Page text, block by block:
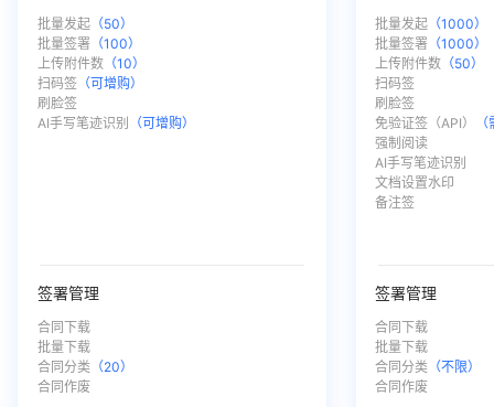
批量发起（50）
批量签署（100）
上传附件数（10）
扫码签（可增购）
刷脸签
AI手写笔迹识别
（可增购）
签署管理
合同下载
批量下载
合同分类 （20）
合同作废
批量发起 （1000）
批量签署 （1000）
上传附件数 （50）
扫码签
刷脸签
免验证签（API）
强制阅读
AI手写笔迹识别
文档设置水印
备注签
签署管理
合同下载
批量下载
合同分类 （不限）
合同作废